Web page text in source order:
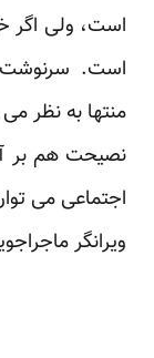
است، ولی اگر
است. سرنوشت
منتها به نظر
نصیحت هم بر
اجتماعی می
ویرانگر